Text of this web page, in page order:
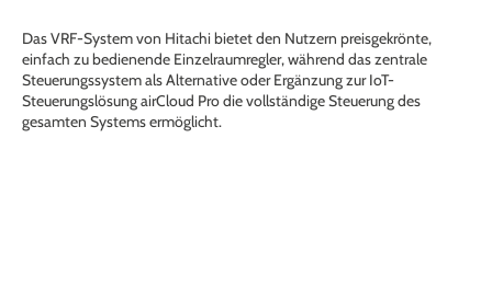
Das VRF-System von Hitachi bietet den Nutzern preisgekrönte,
einfach zu bedienende Einzelraumregler, während das zentrale
Steuerungssystem als Alternative oder Ergänzung zur IoT-
Steuerungslösung airCloud Pro die vollständige Steuerung des
gesamten Systems ermöglicht.